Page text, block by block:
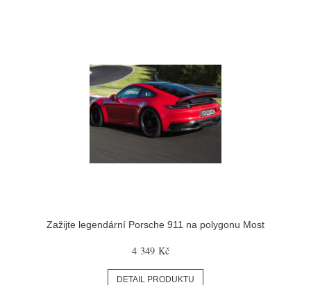
Zažijte legendární Porsche 911 na polygonu Most
4 349 Kč
DETAIL PRODUKTU